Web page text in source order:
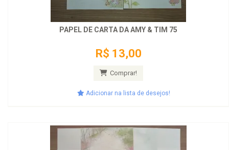
PAPEL DE CARTA DA AMY & TIM 75
R$ 13,00
Comprar!
Adicionar na lista de desejos!